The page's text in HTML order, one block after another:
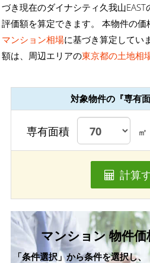
づき現在のダイナシティ久我山
評価額を算定できます。 本物件の価
マンション相場に基づき算定してい
額は、周辺エリアの東京都の土地相
対象物件の『専有
専有面積 ㎡
計算
マンション 物件
「条件選択」から条件を選択し